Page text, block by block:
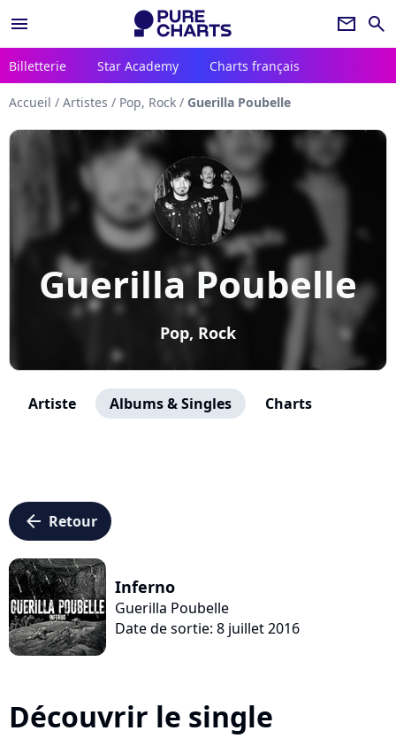
menu newsletter search
Billetterie Star Academy Charts français
Accueil / Artistes / Pop, Rock / Guerilla Poubelle
Guerilla Poubelle
Pop, Rock
Artiste Albums & Singles Charts
arrow_left Retour
Inferno
Guerilla Poubelle
Date de sortie: 8 juillet 2016
Découvrir le single